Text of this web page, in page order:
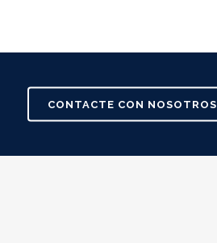
CONTACTE CON NOSOTROS